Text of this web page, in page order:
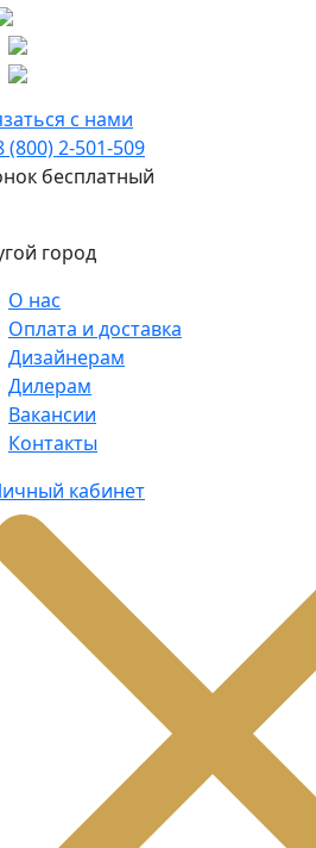
с нами
(800) 2-501-509
бесплатный
город
О нас
Оплата и доставка
Дизайнерам
Дилерам
Вакансии
Контакты
кабинет